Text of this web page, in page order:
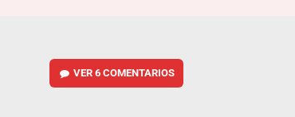
VER6 COMENTARIOS